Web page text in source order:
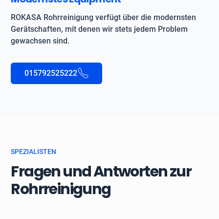
ROKASA Rohrreinigung verfügt über die modernsten
Gerätschaften, mit denen wir stets jedem Problem
gewachsen sind.
015792525222
SPEZIALISTEN
Fragen und Antworten zur
Rohrreinigung